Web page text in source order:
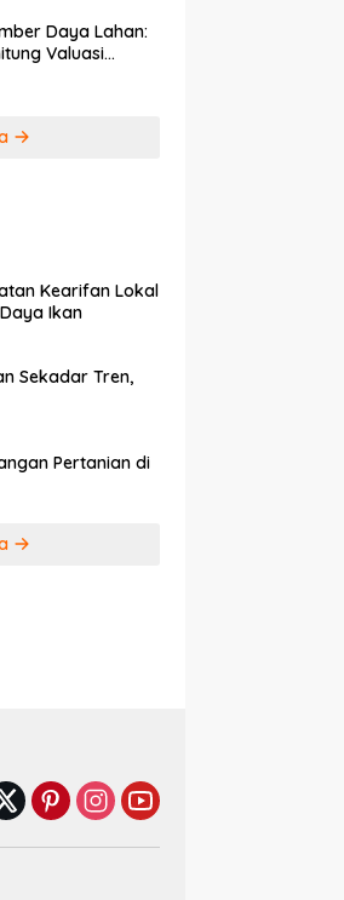
Daya Lahan:
Valuasi
Kearifan Lokal
Ikan
Sekadar Tren,
Pertanian di